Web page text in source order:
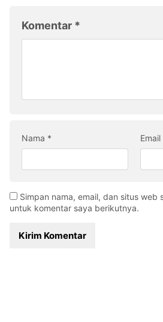
Komentar *
Nama * Email
Simpan nama, email, dan situs web
untuk komentar saya berikutnya.